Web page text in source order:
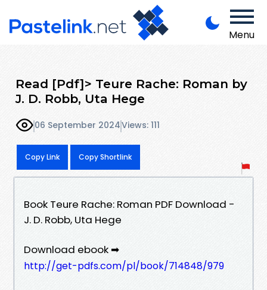
Menu
Read [Pdf]> Teure Rache: Roman by
J. D. Robb, Uta Hege
06 September 2024Views: 111
Copy Link Copy Shortlink
Book Teure Rache: Roman PDF Download -
J. D. Robb, Uta Hege
Download ebook ➡
http://get-pdfs.com/pl/book/714848/979